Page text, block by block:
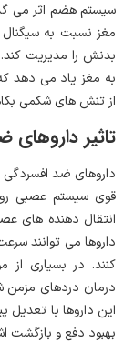
سیستم هضم اثر می
مغز نسبت به سیگنال
بدنش را مدیریت
به مغز یاد می دهد
از تنش های شکمی
تاثیر
داروهای ضد افسردگی
قوی سیستم عصبی
انتقال دهنده های
داروها می توانند
کنند. در بسیاری از
درمان دردهای
این داروها با
بهبود دفع و بازگشت